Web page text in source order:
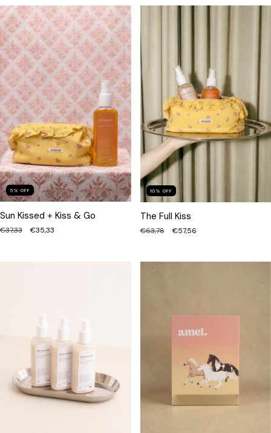
5 % OFF
Sun Kissed + Kiss & Go
€37,33 €35,33
10 % OFF
The Full Kiss
€63,78 €57,56